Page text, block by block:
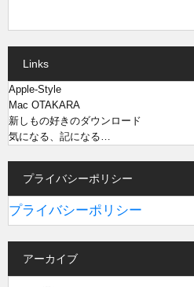
Links
Apple-Style
Mac OTAKARA
新しもの好きのダウンロード
気になる、記になる…
プライバシーポリシー
プライバシーポリシー
アーカイブ